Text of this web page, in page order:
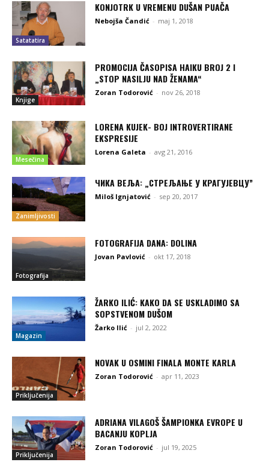
Satatatira
KONJOTRK U VREMENU DUŠAN PUAČA
Nebojša Čandić - maj 1, 2018
Knjige
PROMOCIJA ČASOPISA HAIKU BROJ 2 I
„STOP NASILJU NAD ŽENAMA“
Zoran Todorović - nov 26, 2018
Mesečina
LORENA KUJEK- BOJ INTROVERTIRANE
EKSPRESIJE
Lorena Galeta - avg 21, 2016
Zanimljivosti
ЧИКА ВЕЉА: „СТРЕЉАЊЕ У КРАГУЈЕВЦУ”
Miloš Ignjatović - sep 20, 2017
Fotografija
FOTOGRAFIJA DANA: DOLINA
Jovan Pavlović - okt 17, 2018
Magazin
ŽARKO ILIĆ: KAKO DA SE USKLADIMO SA
SOPSTVENOM DUŠOM
Žarko Ilić - jul 2, 2022
Priključenija
NOVAK U OSMINI FINALA MONTE KARLA
Zoran Todorović - apr 11, 2023
Priključenija
ADRIANA VILAGOŠ ŠAMPIONKA EVROPE U
BACANJU KOPLJA
Zoran Todorović - jul 19, 2025